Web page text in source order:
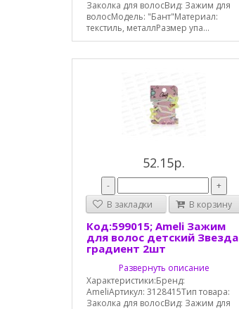
Заколка для волосВид: Зажим для
волосМодель: "Бант"Материал:
текстиль, металлРазмер упа...
52.15р.
-
+
В закладки
В корзину
Код:599015; Ameli Зажим
для волос детский Звезда
градиент 2шт
Развернуть описание
Характеристики:Бренд:
AmeliАртикул: 3128415Тип товара:
Заколка для волосВид: Зажим для